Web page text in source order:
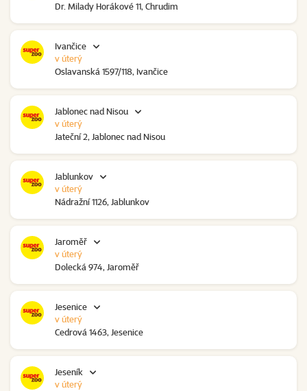
Dr. Milady Horákové 11, Chrudim
Ivančice
Oslavanská 1597/118, Ivančice
v úterý
Jablonec nad Nisou
Jateční 2, Jablonec nad Nisou
v úterý
Jablunkov
Nádražní 1126, Jablunkov
v úterý
Jaroměř
Dolecká 974, Jaroměř
v úterý
Jesenice
Cedrová 1463, Jesenice
v úterý
Jeseník
v úterý